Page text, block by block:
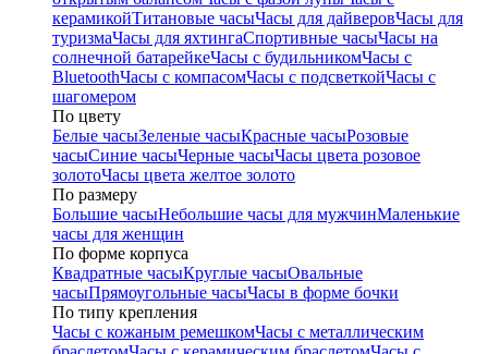
керамикойТитановые часыЧасы для дайверовЧасы для
туризмаЧасы для яхтингаСпортивные часыЧасы на
солнечной батарейкеЧасы с будильникомЧасы с
BluetoothЧасы с компасомЧасы с подсветкойЧасы с
шагомером
По цвету
Белые часыЗеленые часыКрасные часыРозовые
часыСиние часыЧерные часыЧасы цвета розовое
золотоЧасы цвета желтое золото
По размеру
Большие часыНебольшие часы для мужчинМаленькие
часы для женщин
По форме корпуса
Квадратные часыКруглые часыОвальные
часыПрямоугольные часыЧасы в форме бочки
По типу крепления
Часы с кожаным ремешкомЧасы с металлическим